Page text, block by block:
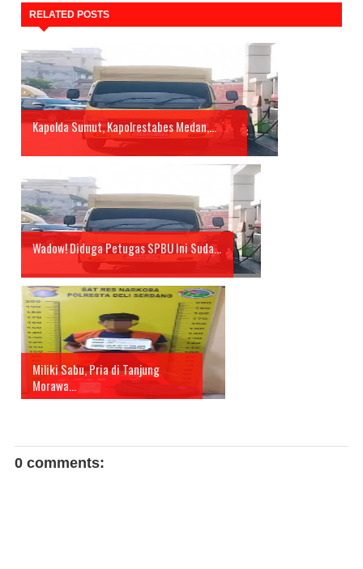
RELATED POSTS
Kapolda Sumut, Kapolrestabes Medan,...
Wadow! Diduga Petugas SPBU Ini Suda...
Miliki Sabu, Pria di Tanjung
Morawa...
0 comments: